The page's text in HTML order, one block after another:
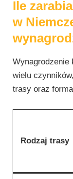
Ile
w
Wynagrodzenie
wielu
trasy oraz
Rodzaj trasy